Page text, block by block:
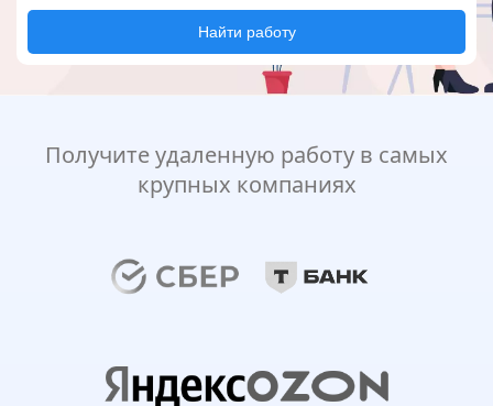
Найти работу
Получите удаленную работу в самых
крупных компаниях